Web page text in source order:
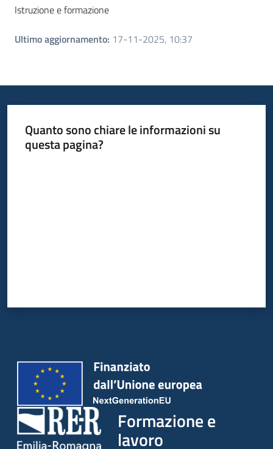
Istruzione e formazione
Ultimo aggiornamento: 17-11-2025, 10:37
Quanto sono chiare le informazioni su
questa pagina?
Formazione e
lavoro